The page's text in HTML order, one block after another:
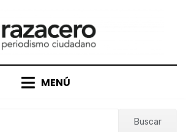
MENÚ
Buscar